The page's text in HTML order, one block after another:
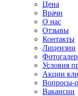
Цена
Врачи
О нас
Отзывы
Контакты
Лицензии
Условия
Акции
Вопросы-
Вакансии